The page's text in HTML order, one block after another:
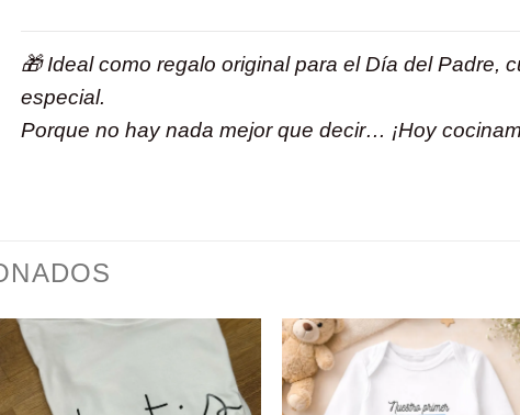
🎁 Ideal como regalo original para el Día del Padre,
especial.
Porque no hay nada mejor que decir… ¡Hoy